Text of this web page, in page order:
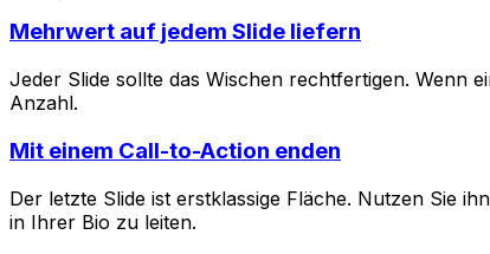
Mehrwert auf jedem Slide liefern
Jeder Slide sollte das Wischen rechtfertigen. Wenn
Anzahl.
Mit einem Call-to-Action enden
Der letzte Slide ist erstklassige Fläche. Nutzen Sie
in Ihrer Bio zu leiten.